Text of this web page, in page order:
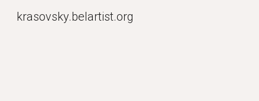
krasovsky.belartist.org